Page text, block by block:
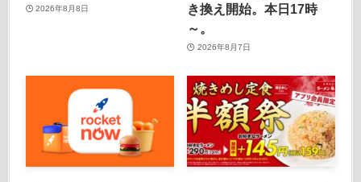
2026年8月8日
き換え開始。本日17時
～。
2026年8月7日